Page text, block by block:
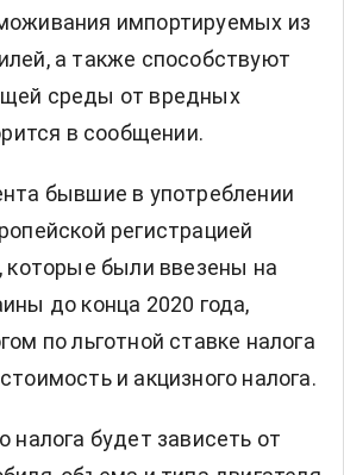
импортируемых из
а также способствуют
среды от вредных
в сообщении.
бывшие в употреблении
регистрацией
которые были ввезены на
до конца 2020 года,
по льготной ставке налога
и акцизного налога.
налога будет зависеть от